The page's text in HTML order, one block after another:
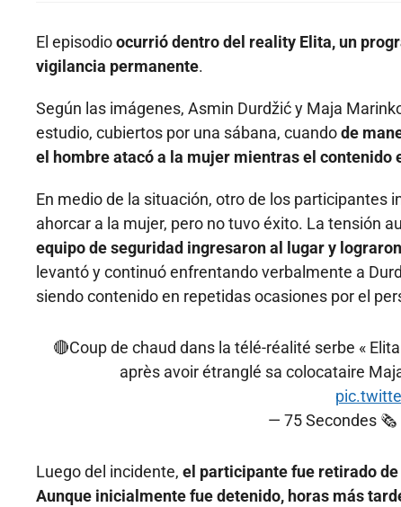
El episodioocurrió dentro del reality Elita, un
vigilancia permanente.
Según las imágenes, Asmin Durdžić y Maja
estudio, cubiertos por una sábana, cuandode
el hombre atacó a la mujer mientras el contenido
En medio de la situación, otro de los participantes
ahorcar a la mujer, pero no tuvo éxito. La tensión
equipo de seguridad ingresaron al lugar y
levantó y continuó enfrentando verbalmente a
siendo contenido en repetidas ocasiones por el
🔴Coup de chaud dans la télé-réalité serbe «
après avoir étranglé sa colocataire
— 75 Secondes 🗞️
Luego del incidente, el participante fue retirado
Aunque inicialmente fue detenido, horas más